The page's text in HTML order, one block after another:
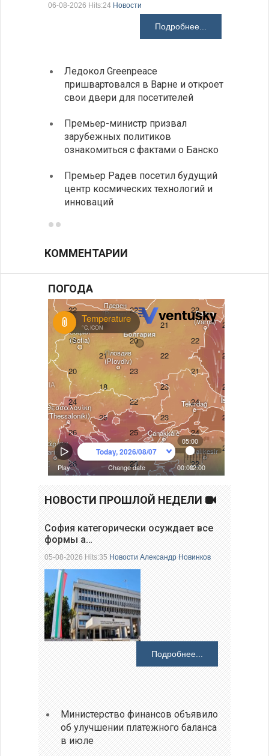
06-08-2026 Hits:24 Новости
Подробнее...
Ледокол Greenpeace
пришвартовался в Варне и откроет
свои двери для посетителей
Премьер-министр призвал
зарубежных политиков
ознакомиться с фактами о Банско
Премьер Радев посетил будущий
центр космических технологий и
инноваций
КОММЕНТАРИИ
ПОГОДА
НОВОСТИ ПРОШЛОЙ НЕДЕЛИ
София категорически осуждает все
формы а…
05-08-2026 Hits:35Новости Александр Новинков
Подробнее...
Министерство финансов объявило
об улучшении платежного баланса
в июле